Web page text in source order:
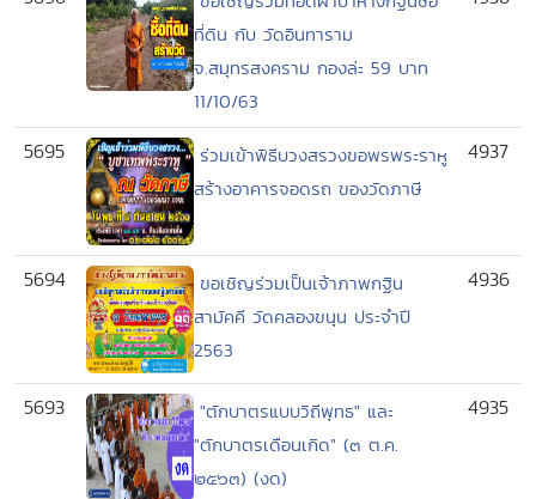
ที่ดิน กับ วัดอินทาราม
จ.สมุทรสงคราม กองล่ะ 59 บาท
11/10/63
5695
ร่วมเข้าพิธีบวงสรวงขอพรพระราหู
สร้างอาคารจอดรถ ของวัดภาษี
4937
5694
ขอเชิญร่วมเป็นเจ้าภาพกฐิน
สามัคคี วัดคลองขนุน ประจำปี
2563
4936
5693
"ตักบาตรแบบวิถีพุทธ" และ
"ตักบาตรเดือนเกิด" (๓ ต.ค.
๒๕๖๓) (งด)
4935